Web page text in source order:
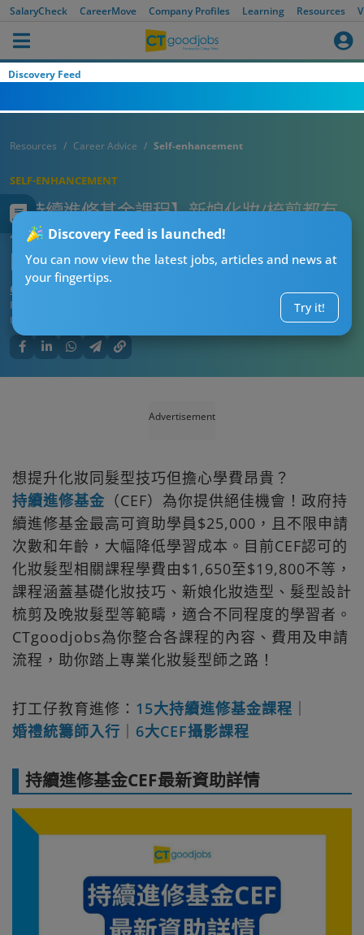
SalaryCheck CareerMove Company Profiles Learning Resources
Discovery Feed
Discovery Feed is launched!
You can now view the latest jobs, articles and news at
your fingertips.
Try it!
Resources Career Advice Self-enhancement
SELF-ENHANCEMENT
【持續進修基金課程】新娘化妝/梳剪都有
得讀！？政府資助$25,000讀課程！學化妝
同髮型技巧
CT進修導師阿J
Published:
Updated:
Advertisement
想提升化妝同髮型技巧但擔心學費昂貴？
持續進修基金 （CEF）為你提供絕佳機會！政府持
續進修基金最高可資助學員$25,000，且不限申請
次數和年齡，大幅降低學習成本。目前CEF認可的
化妝髮型相關課程學費由$1,650至$19,800不等，
課程涵蓋基礎化妝技巧、新娘化妝造型、髮型設計
梳剪及晚妝髮型等範疇，適合不同程度的學習者。
CTgoodjobs為你整合各課程的內容、費用及申請
流程，助你踏上專業化妝髮型師之路！
打工仔教育進修： 15大持續進修基金課程
婚禮統籌師入行
6大CEF攝影課程
持續進修基金CEF最新資助詳情